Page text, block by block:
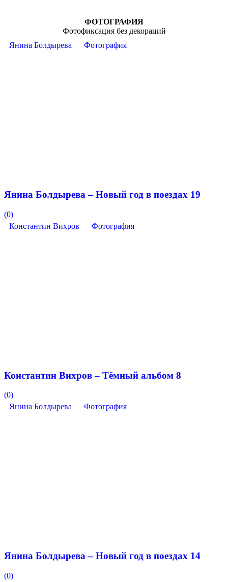
ФОТОГРАФИЯ
Фотофиксация без декораций
Янина Болдырева
Фотография
Янина Болдырева – Новый год в поездах 19
(0)
Константин Вихров
Фотография
Константин Вихров – Тёмный альбом 8
(0)
Янина Болдырева
Фотография
Янина Болдырева – Новый год в поездах 14
(0)